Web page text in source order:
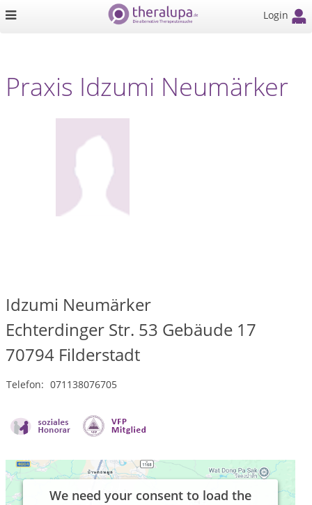
Login
Praxis Idzumi Neumärker
Idzumi Neumärker
Echterdinger Str. 53 Gebäude 17
70794 Filderstadt
Telefon: 071138076705
We need your consent to load the